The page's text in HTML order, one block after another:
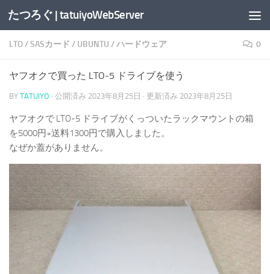
コンテンツへスキップ
たつろぐ | tatuiyoWebServer
LTO/SASカード / UBUNTU /ハードウェア 0
ヤフオクで買った LTO-5 ドライブを使う
BY TATUIYO · 公開済み 2023年8月25日 · 更新済み 2023年8月25日
ヤフオクで LTO-5 ドライブがくっついたラックマウントの箱
を5000円+送料1300円で購入しました。
なぜか蓋がありません。